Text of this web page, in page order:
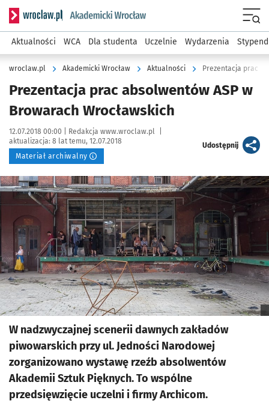
Serwis informacyjny wroclaw.pl podserwis: Akademicki
Aktualności WCA Dla studenta Uczelnie Wydarzenia
wroclaw.pl Akademicki Wrocław Aktualności Prezentacja prac
Prezentacja prac absolwentów ASP w
Browarach Wrocławskich
Data publikacji:
12.07.2018 00:00 | Autor:
Redakcja www.wroclaw.pl
aktualizacja: 8 lat temu, 12.07.2018
Materiał archiwalny
Udostępnijartykuł
Kliknij, aby powiększyć
W nadzwyczajnej scenerii dawnych zakładów
piwowarskich przy ul. Jedności Narodowej
zorganizowano wystawę rzeźb absolwentów
Akademii Sztuk Pięknych. To wspólne
przedsięwzięcie uczelni i firmy Archicom.